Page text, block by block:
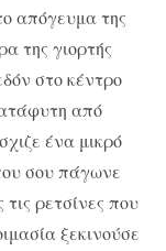
απόγευμα της
της γιορτής
στο κέντρο
από
ένα μικρό
σου πάγωνε
ρετσίνες που
ξεκινούσε